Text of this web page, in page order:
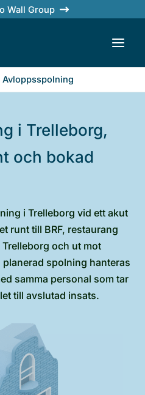
Wall Group
Avloppsspolning
i Trelleborg,
och bokad
i Trelleborg vid ett akut
runt till BRF, restaurang
och ut mot
spolning hanteras
samma personal som tar
till avslutad insats.